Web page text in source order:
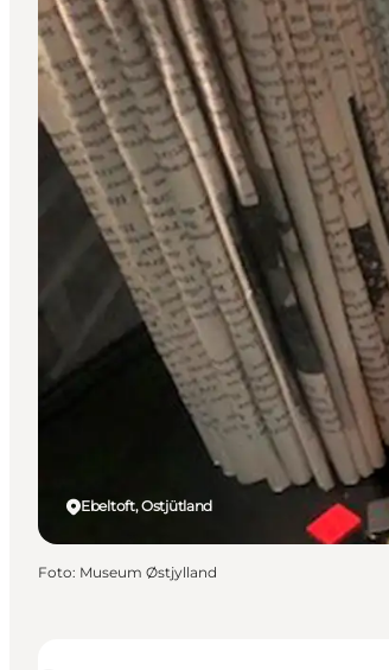
Ebeltoft, Ostjütland
Foto: Museum Østjylland